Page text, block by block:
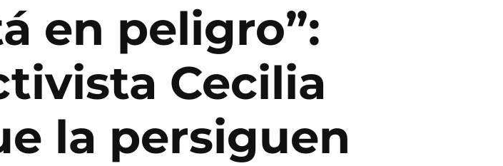
en peligro”:
Cecilia
la persiguen